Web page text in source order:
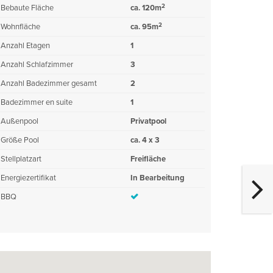
Bebaute Fläche ca. 120m2
Wohnfläche ca. 95m2
Anzahl Etagen
1
Anzahl Schlafzimmer
3
Anzahl Badezimmer gesamt
2
Badezimmer en suite
1
Außenpool
Privatpool
Größe Pool
ca. 4 x 3
Stellplatzart
Freifläche
Energiezertifikat
In Bearbeitung
BBQ